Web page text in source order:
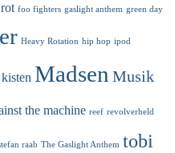
foo fighters gaslight anthem green day
Heavy Rotation hip hop ipod
kisten Madsen Musik
the machine reef revolverheld
raab The Gaslight Anthem tobi